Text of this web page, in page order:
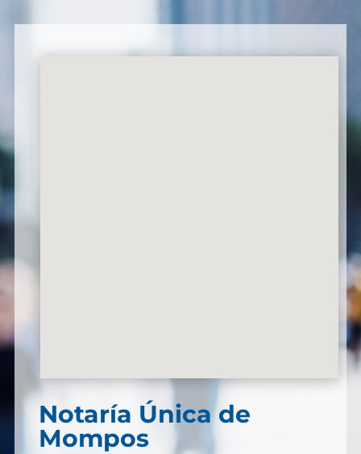
Notaría Única de
Mompos